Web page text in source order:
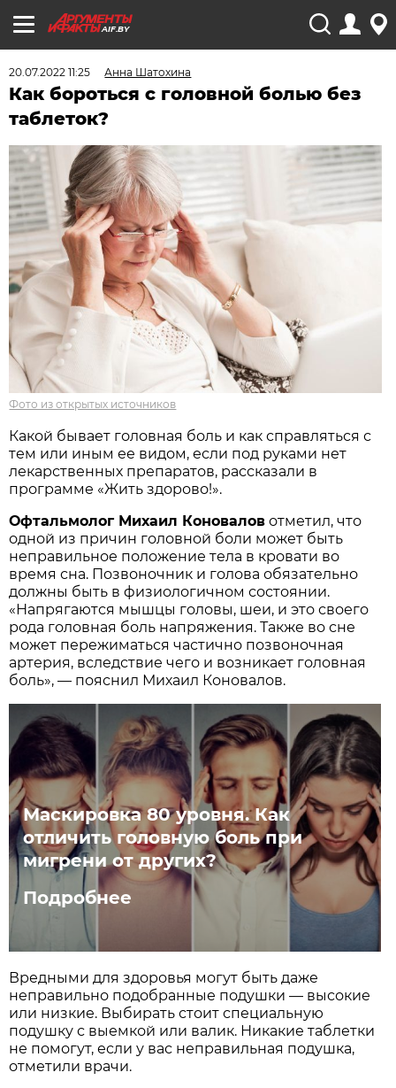
AIF.BY
20.07.2022 11:25 Анна Шатохина
Как бороться с головной болью без
таблеток?
Фото из открытых источников
Какой бывает головная боль и как справляться с
тем или иным ее видом, если под руками нет
лекарственных препаратов, рассказали в
программе «Жить здорово!».
Офтальмолог Михаил Коновалов отметил, что
одной из причин головной боли может быть
неправильное положение тела в кровати во
время сна. Позвоночник и голова обязательно
должны быть в физиологичном состоянии.
«Напрягаются мышцы головы, шеи, и это своего
рода головная боль напряжения. Также во сне
может пережиматься частично позвоночная
артерия, вследствие чего и возникает головная
боль», — пояснил Михаил Коновалов.
Маскировка 80 уровня. Как
отличить головную боль при
мигрени от других?
Подробнее
Вредными для здоровья могут быть даже
неправильно подобранные подушки — высокие
или низкие. Выбирать стоит специальную
подушку с выемкой или валик. Никакие таблетки
не помогут, если у вас неправильная подушка,
отметили врачи.